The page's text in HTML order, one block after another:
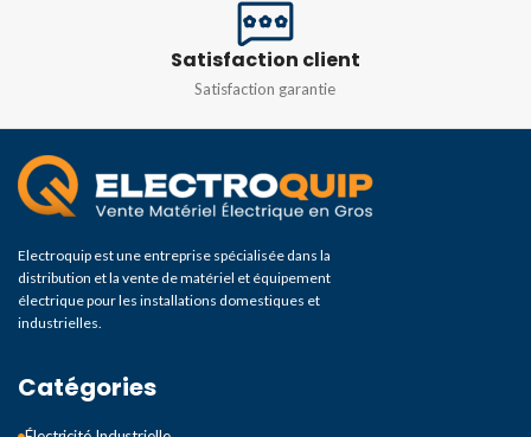
Satisfaction client
Satisfaction garantie
Electroquip est une entreprise spécialisée dans la
distribution et la vente de matériel et équipement
électrique pour les installations domestiques et
industrielles.
Catégories